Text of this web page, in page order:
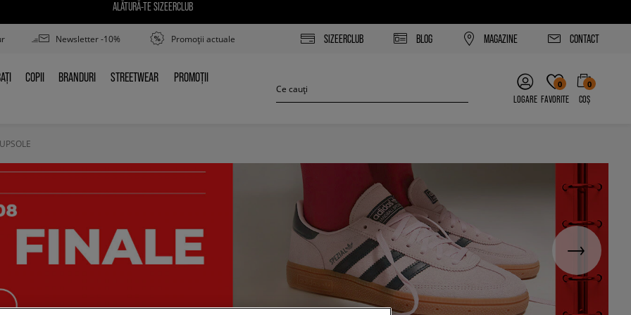
ALĂTURĂ-TE SIZEERCLUB
Newsletter -10% Promoții actuale SIZEERCLUB BLOG MAGAZINE CONTACT
COPII
COPII BRANDURI
BRANDURI STREETWEAR
STREETWEAR PROMOȚII
PROMOȚII
LOGARE
0
FAVORITE
0
COȘ